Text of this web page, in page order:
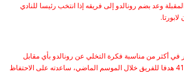
وعد بضم رونالدو إلى فريقه إذا انتخب رئيسا للنادي
أكثر من مناسبة فكرة التخلي عن رونالدو بأي مقابل
مادي بعدما سجل اللاعب 41 هدفا للفريق خلال الموسم الماضي، ساعدته على الاحتفاظ